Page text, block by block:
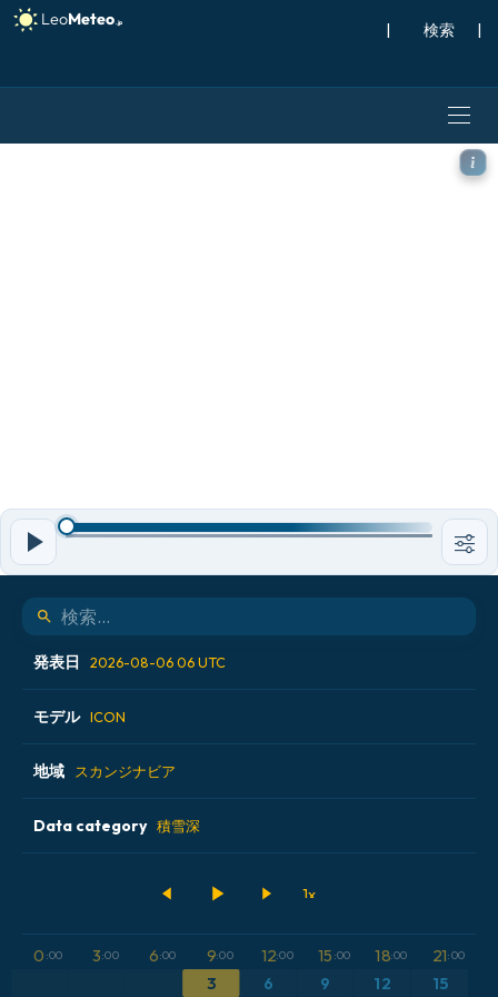
| |
ICON モデル - スカンジナ
発表日 2026-08-06 06 UTC
2026-08-05 12 UTC
2026-08-05 18 UTC
2026-08-06 00 UTC
モデル ICON
ALADIN CZ 2.3 km
ECMWF AIFS [AI]
地域 スカンジナビア
アイスランド
Data category 積雪深
0 :00 3:00 6:00 9:00 12:00 15 :00 18:00 21:00
3 6 9 12 15